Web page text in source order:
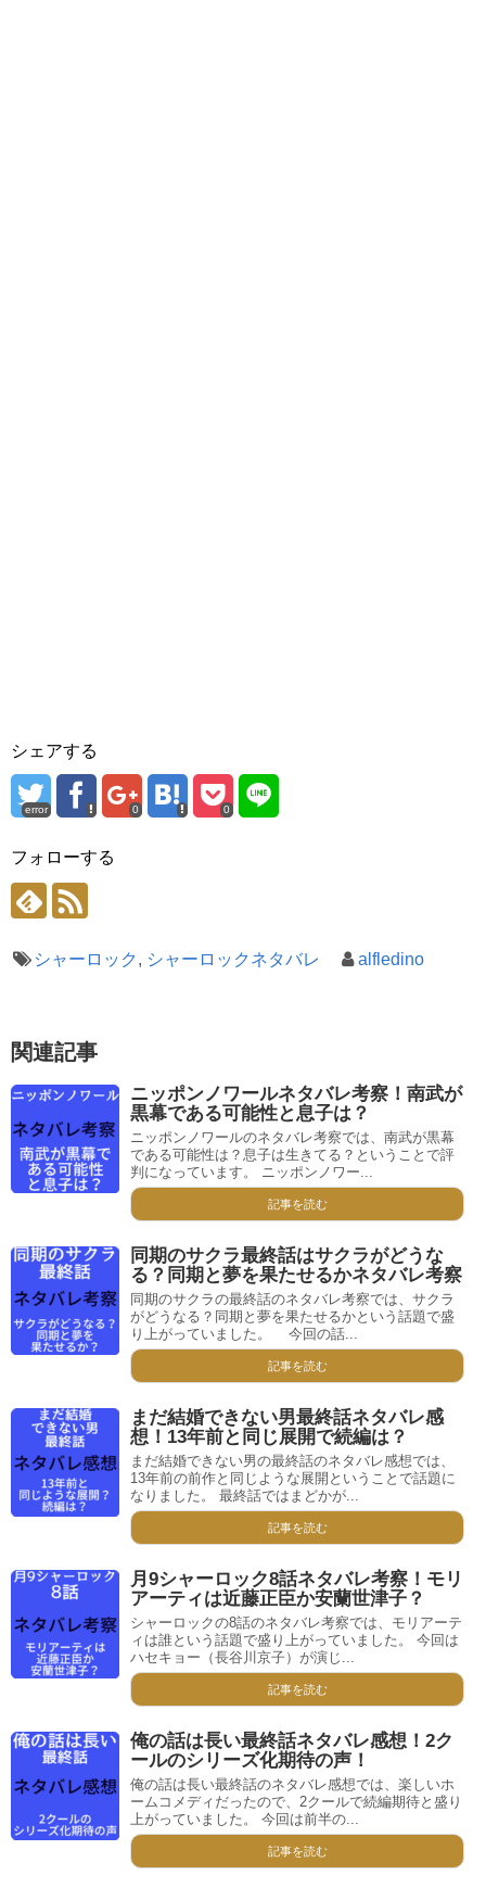
シェアする
error 0 0
フォローする
シャーロック , シャーロックネタバレ alfledino
関連記事
ニッポンノワールネタバレ考察！南武が
黒幕である可能性と息子は？
ニッポンノワールのネタバレ考察では、南武が黒幕
である可能性は？息子は生きてる？ということで評
判になっています。 ニッポンノワー...
記事を読む
同期のサクラ最終話はサクラがどうな
る？同期と夢を果たせるかネタバレ考察
同期のサクラの最終話のネタバレ考察では、サクラ
がどうなる？同期と夢を果たせるかという話題で盛
り上がっていました。 今回の話...
記事を読む
まだ結婚できない男最終話ネタバレ感
想！13年前と同じ展開で続編は？
まだ結婚できない男の最終話のネタバレ感想では、
13年前の前作と同じような展開ということで話題に
なりました。 最終話ではまどかが...
記事を読む
月9シャーロック8話ネタバレ考察！モリ
アーティは近藤正臣か安蘭世津子？
シャーロックの8話のネタバレ考察では、モリアーテ
ィは誰という話題で盛り上がっていました。 今回は
ハセキョー（長谷川京子）が演じ...
記事を読む
俺の話は長い最終話ネタバレ感想！2ク
ールのシリーズ化期待の声！
俺の話は長い最終話のネタバレ感想では、楽しいホ
ームコメディだったので、2クールで続編期待と盛り
上がっていました。 今回は前半の...
記事を読む